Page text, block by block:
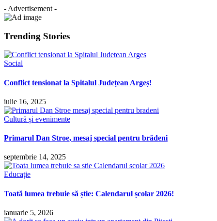
- Advertisement -
Trending Stories
Social
Conflict tensionat la Spitalul Județean Argeș!
iulie 16, 2025
Cultură și evenimente
Primarul Dan Stroe, mesaj special pentru brădeni
septembrie 14, 2025
Educație
Toată lumea trebuie să știe: Calendarul școlar 2026!
ianuarie 5, 2026